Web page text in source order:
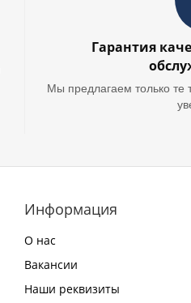
Гарантия
Мы предлагаем только те
Информация
О нас
Вакансии
Наши реквизиты